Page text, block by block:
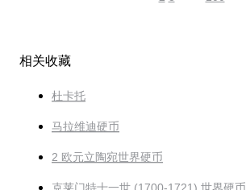
相关收藏
杜卡托
马拉维迪硬币
2 欧元立陶宛世界硬币